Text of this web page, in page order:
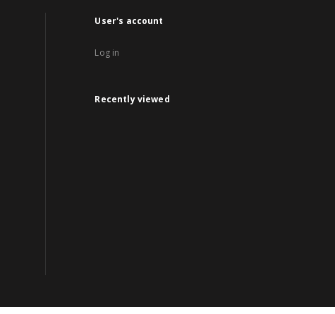
User's account
Log in
Recently viewed